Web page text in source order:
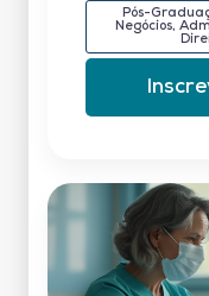
Pós-
Negócios,